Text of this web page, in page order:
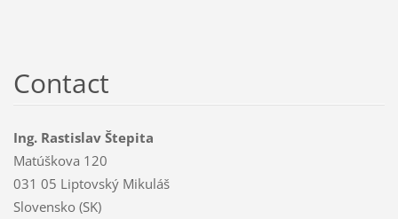
Contact
Ing. Rastislav Štepita
Matúškova 120
031 05 Liptovský Mikuláš
Slovensko (SK)